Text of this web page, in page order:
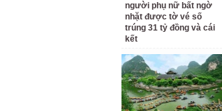
người phụ nữ bất ngờ
nhặt được tờ vé số
trúng 31 tỷ đồng và cái
kết